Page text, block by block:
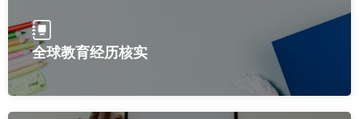
全球教育经历核实